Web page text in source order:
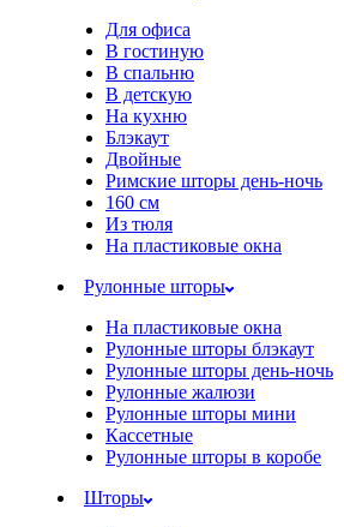
Для офиса
В гостиную
В спальню
В детскую
На кухню
Блэкаут
Двойные
Римские шторы день-ночь
160 см
Из тюля
На пластиковые окна
Рулонные шторы
На пластиковые окна
Рулонные шторы блэкаут
Рулонные шторы день-ночь
Рулонные жалюзи
Рулонные шторы мини
Кассетные
Рулонные шторы в коробе
Шторы